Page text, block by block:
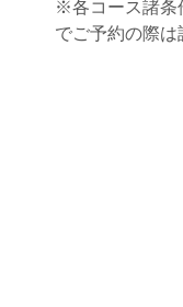
※各コース諸条
でご予約の際